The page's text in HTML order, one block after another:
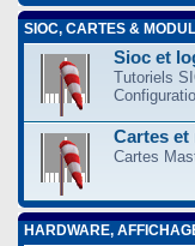
SIOC, CARTES &
Sioc et
Tutoriels
Cartes
Cartes
HARDWARE,